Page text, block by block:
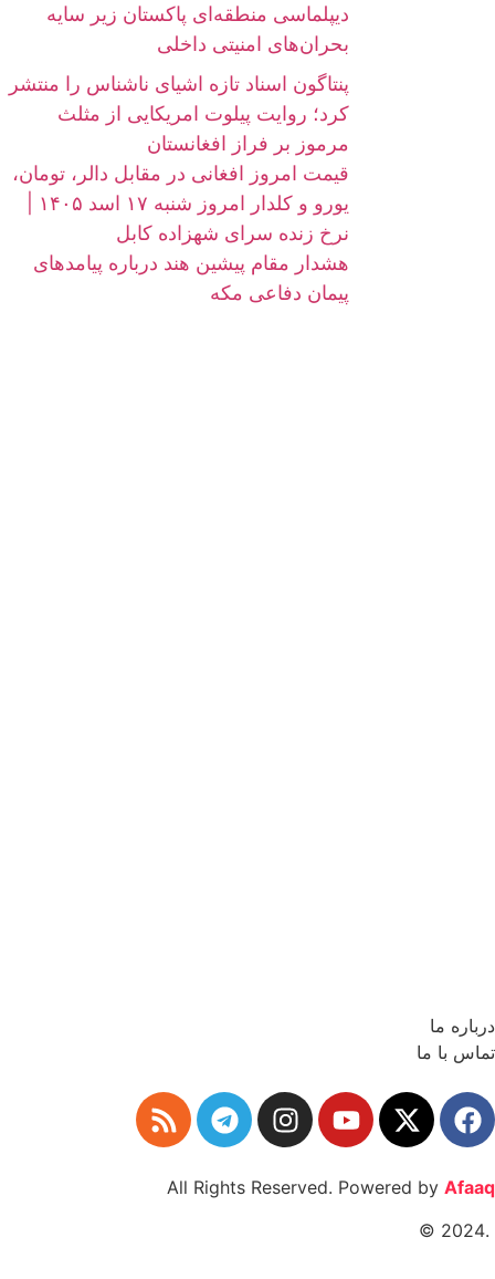
دیپلماسی منطقه‌ای پاکستان زیر سایه
بحران‌های امنیتی داخلی
پنتاگون اسناد تازه اشیای ناشناس را منتشر
کرد؛ روایت پیلوت امریکایی از مثلث
مرموز بر فراز افغانستان
قیمت امروز افغانی در مقابل دالر، تومان،
نرخ زنده سرای شهزاده کابل
هشدار مقام پیشین هند درباره پیامدهای
پیمان دفاعی مکه
درباره ما
تماس با ما
All Rights Reserved. Powered by Afaaq
.2024 ©